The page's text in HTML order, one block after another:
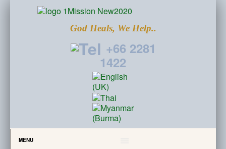
God Heals, We Help..
+66 2281
1422
MENU